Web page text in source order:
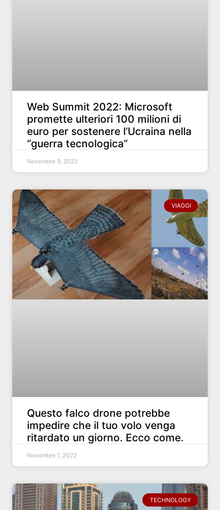
Web Summit 2022: Microsoft
promette ulteriori 100 milioni di
euro per sostenere l’Ucraina nella
“guerra tecnologica”
Novembre 9, 2022
VIAGGI
Questo falco drone potrebbe
impedire che il tuo volo venga
ritardato un giorno. Ecco come.
Novembre 1, 2022
TECHNOLOGY